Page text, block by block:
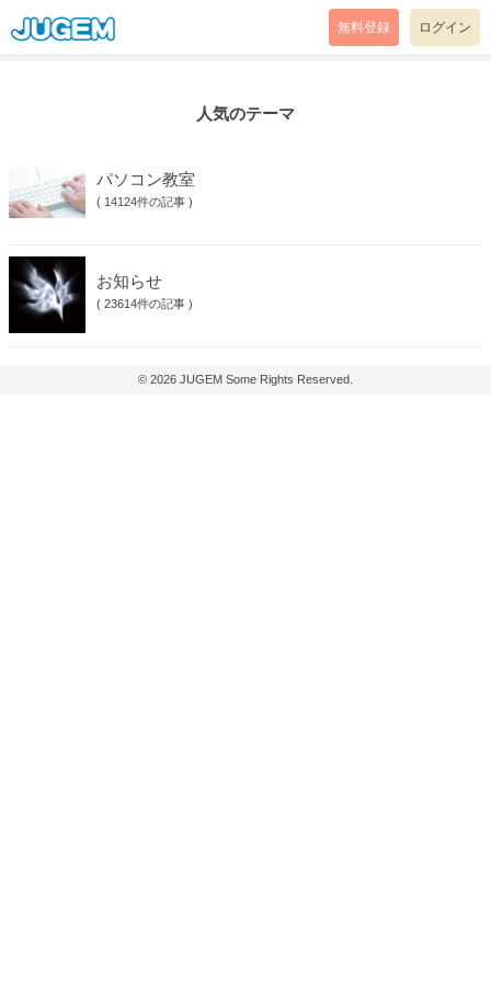
無料登録 ログイン
人気のテーマ
パソコン教室
( 14124件の記事 )
お知らせ
( 23614件の記事 )
© 2026 JUGEM Some Rights Reserved.